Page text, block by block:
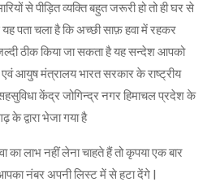
से पीड़ित व्यक्ति बहुत जरूरी हो तो ही घर से
पता चला है कि अच्छी साफ़ हवा में रहकर
ठीक किया जा सकता है यह सन्देश आपको
आयुष मंत्रालय भारत सरकार के राष्ट्रीय
केंद्र जोगिन्द्र नगर हिमाचल प्रदेश के
के द्वारा भेजा गया है
का लाभ नहीं लेना चाहते हैं तो कृपया एक बार
नंबर अपनी लिस्ट में से हटा देंगे |